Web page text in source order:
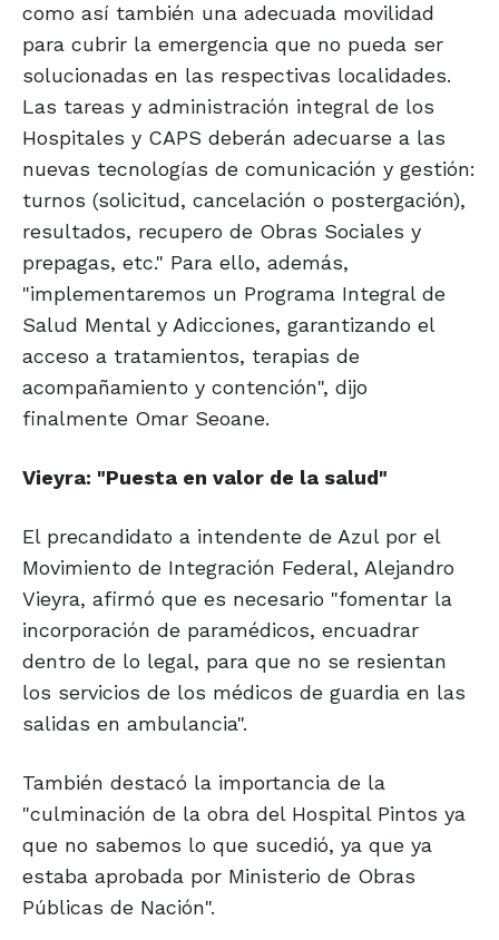
como así también una adecuada movilidad
para cubrir la emergencia que no pueda ser
solucionadas en las respectivas localidades.
Las tareas y administración integral de los
Hospitales y CAPS deberán adecuarse a las
nuevas tecnologías de comunicación y gestión:
turnos (solicitud, cancelación o postergación),
resultados, recupero de Obras Sociales y
prepagas, etc." Para ello, además,
"implementaremos un Programa Integral de
Salud Mental y Adicciones, garantizando el
acceso a tratamientos, terapias de
acompañamiento y contención", dijo
finalmente Omar Seoane.
Vieyra: "Puesta en valor de la salud"
El precandidato a intendente de Azul por el
Movimiento de Integración Federal, Alejandro
Vieyra, afirmó que es necesario "fomentar la
incorporación de paramédicos, encuadrar
dentro de lo legal, para que no se resientan
los servicios de los médicos de guardia en las
salidas en ambulancia".
También destacó la importancia de la
"culminación de la obra del Hospital Pintos ya
que no sabemos lo que sucedió, ya que ya
estaba aprobada por Ministerio de Obras
Públicas de Nación".